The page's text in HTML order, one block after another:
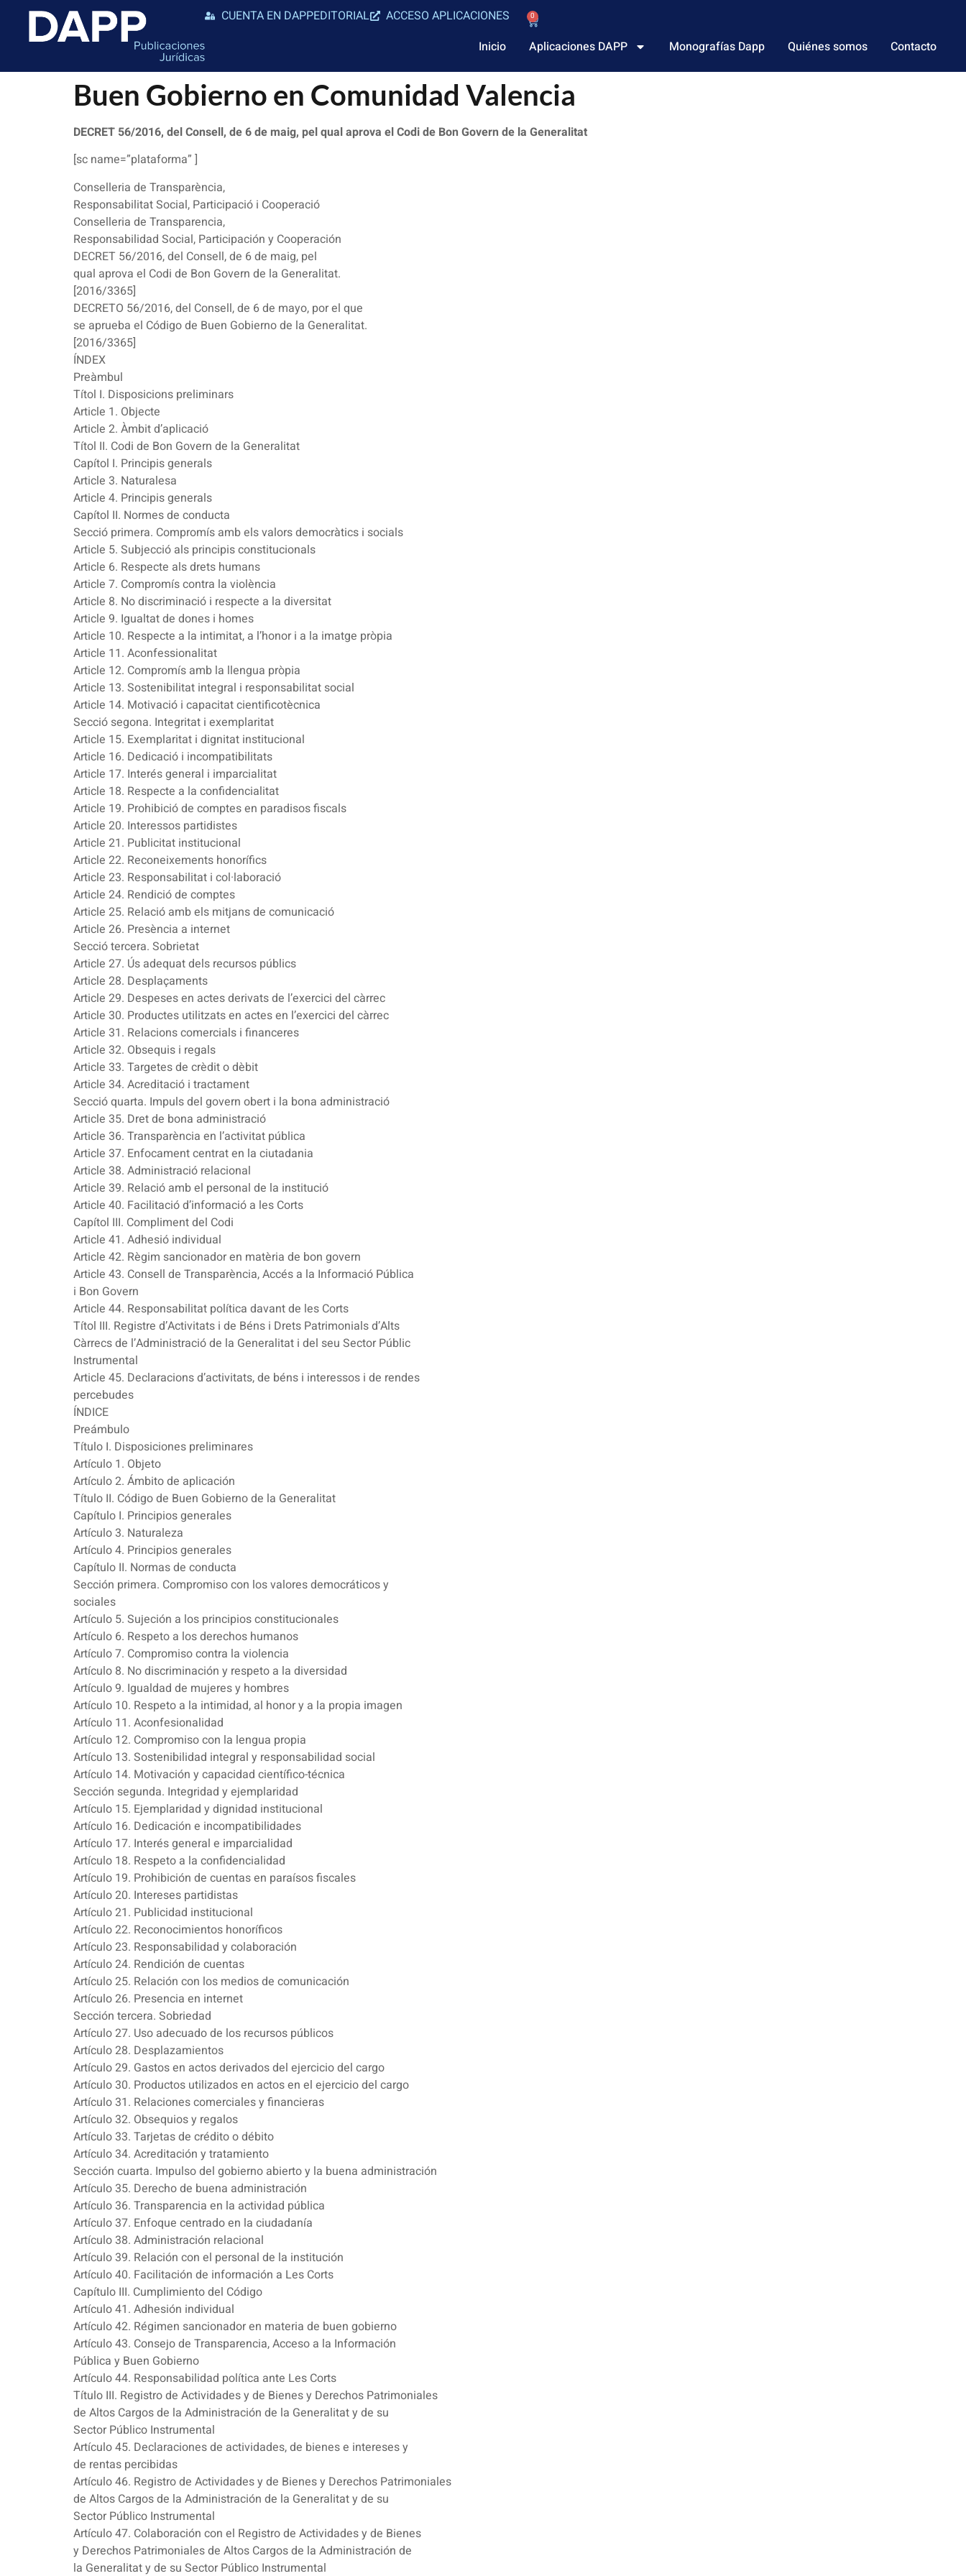
CUENTA EN DAPPEDITORIAL ACCESO APLICACIONES 0
Inicio Aplicaciones DAPP Monografías Dapp Quiénes somos Contacto
Buen Gobierno en Comunidad Valencia
DECRET 56/2016, del Consell, de 6 de maig, pel qual aprova el Codi de Bon Govern de la Generalitat
[sc name=”plataforma” ]
Conselleria de Transparència,
Responsabilitat Social, Participació i Cooperació
Conselleria de Transparencia,
Responsabilidad Social, Participación y Cooperación
DECRET 56/2016, del Consell, de 6 de maig, pel
qual aprova el Codi de Bon Govern de la Generalitat.
[2016/3365]
DECRETO 56/2016, del Consell, de 6 de mayo, por el que
se aprueba el Código de Buen Gobierno de la Generalitat.
[2016/3365]
ÍNDEX
Preàmbul
Títol I. Disposicions preliminars
Article 1. Objecte
Article 2. Àmbit d’aplicació
Títol II. Codi de Bon Govern de la Generalitat
Capítol I. Principis generals
Article 3. Naturalesa
Article 4. Principis generals
Capítol II. Normes de conducta
Secció primera. Compromís amb els valors democràtics i socials
Article 5. Subjecció als principis constitucionals
Article 6. Respecte als drets humans
Article 7. Compromís contra la violència
Article 8. No discriminació i respecte a la diversitat
Article 9. Igualtat de dones i homes
Article 10. Respecte a la intimitat, a l’honor i a la imatge pròpia
Article 11. Aconfessionalitat
Article 12. Compromís amb la llengua pròpia
Article 13. Sostenibilitat integral i responsabilitat social
Article 14. Motivació i capacitat cientificotècnica
Secció segona. Integritat i exemplaritat
Article 15. Exemplaritat i dignitat institucional
Article 16. Dedicació i incompatibilitats
Article 17. Interés general i imparcialitat
Article 18. Respecte a la confidencialitat
Article 19. Prohibició de comptes en paradisos fiscals
Article 20. Interessos partidistes
Article 21. Publicitat institucional
Article 22. Reconeixements honorífics
Article 23. Responsabilitat i col·laboració
Article 24. Rendició de comptes
Article 25. Relació amb els mitjans de comunicació
Article 26. Presència a internet
Secció tercera. Sobrietat
Article 27. Ús adequat dels recursos públics
Article 28. Desplaçaments
Article 29. Despeses en actes derivats de l’exercici del càrrec
Article 30. Productes utilitzats en actes en l’exercici del càrrec
Article 31. Relacions comercials i financeres
Article 32. Obsequis i regals
Article 33. Targetes de crèdit o dèbit
Article 34. Acreditació i tractament
Secció quarta. Impuls del govern obert i la bona administració
Article 35. Dret de bona administració
Article 36. Transparència en l’activitat pública
Article 37. Enfocament centrat en la ciutadania
Article 38. Administració relacional
Article 39. Relació amb el personal de la institució
Article 40. Facilitació d’informació a les Corts
Capítol III. Compliment del Codi
Article 41. Adhesió individual
Article 42. Règim sancionador en matèria de bon govern
Article 43. Consell de Transparència, Accés a la Informació Pública
i Bon Govern
Article 44. Responsabilitat política davant de les Corts
Títol III. Registre d’Activitats i de Béns i Drets Patrimonials d’Alts
Càrrecs de l’Administració de la Generalitat i del seu Sector Públic
Instrumental
Article 45. Declaracions d’activitats, de béns i interessos i de rendes
percebudes
ÍNDICE
Preámbulo
Título I. Disposiciones preliminares
Artículo 1. Objeto
Artículo 2. Ámbito de aplicación
Título II. Código de Buen Gobierno de la Generalitat
Capítulo I. Principios generales
Artículo 3. Naturaleza
Artículo 4. Principios generales
Capítulo II. Normas de conducta
Sección primera. Compromiso con los valores democráticos y
sociales
Artículo 5. Sujeción a los principios constitucionales
Artículo 6. Respeto a los derechos humanos
Artículo 7. Compromiso contra la violencia
Artículo 8. No discriminación y respeto a la diversidad
Artículo 9. Igualdad de mujeres y hombres
Artículo 10. Respeto a la intimidad, al honor y a la propia imagen
Artículo 11. Aconfesionalidad
Artículo 12. Compromiso con la lengua propia
Artículo 13. Sostenibilidad integral y responsabilidad social
Artículo 14. Motivación y capacidad científico-técnica
Sección segunda. Integridad y ejemplaridad
Artículo 15. Ejemplaridad y dignidad institucional
Artículo 16. Dedicación e incompatibilidades
Artículo 17. Interés general e imparcialidad
Artículo 18. Respeto a la confidencialidad
Artículo 19. Prohibición de cuentas en paraísos fiscales
Artículo 20. Intereses partidistas
Artículo 21. Publicidad institucional
Artículo 22. Reconocimientos honoríficos
Artículo 23. Responsabilidad y colaboración
Artículo 24. Rendición de cuentas
Artículo 25. Relación con los medios de comunicación
Artículo 26. Presencia en internet
Sección tercera. Sobriedad
Artículo 27. Uso adecuado de los recursos públicos
Artículo 28. Desplazamientos
Artículo 29. Gastos en actos derivados del ejercicio del cargo
Artículo 30. Productos utilizados en actos en el ejercicio del cargo
Artículo 31. Relaciones comerciales y financieras
Artículo 32. Obsequios y regalos
Artículo 33. Tarjetas de crédito o débito
Artículo 34. Acreditación y tratamiento
Sección cuarta. Impulso del gobierno abierto y la buena administración
Artículo 35. Derecho de buena administración
Artículo 36. Transparencia en la actividad pública
Artículo 37. Enfoque centrado en la ciudadanía
Artículo 38. Administración relacional
Artículo 39. Relación con el personal de la institución
Artículo 40. Facilitación de información a Les Corts
Capítulo III. Cumplimiento del Código
Artículo 41. Adhesión individual
Artículo 42. Régimen sancionador en materia de buen gobierno
Artículo 43. Consejo de Transparencia, Acceso a la Información
Pública y Buen Gobierno
Artículo 44. Responsabilidad política ante Les Corts
Título III. Registro de Actividades y de Bienes y Derechos Patrimoniales
de Altos Cargos de la Administración de la Generalitat y de su
Sector Público Instrumental
Artículo 45. Declaraciones de actividades, de bienes e intereses y
de rentas percibidas
Artículo 46. Registro de Actividades y de Bienes y Derechos Patrimoniales
de Altos Cargos de la Administración de la Generalitat y de su
Sector Público Instrumental
Artículo 47. Colaboración con el Registro de Actividades y de Bienes
y Derechos Patrimoniales de Altos Cargos de la Administración de
la Generalitat y de su Sector Público Instrumental